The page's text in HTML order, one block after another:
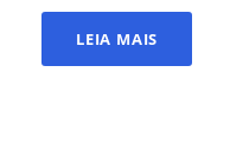
LEIA MAIS